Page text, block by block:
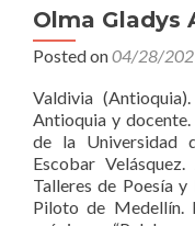
Olma Gladys
Posted on04/28/
Valdivia
Antioquia y
de la Universidad
Escobar
Talleres de Poesía
Piloto de Medellín.